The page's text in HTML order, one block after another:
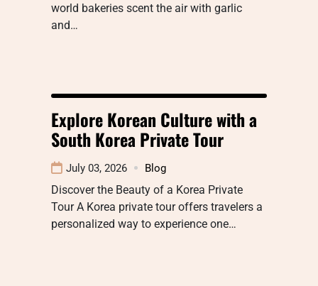
world bakeries scent the air with garlic
and…
Explore Korean Culture with a
South Korea Private Tour
July 03, 2026 Blog
Discover the Beauty of a Korea Private
Tour A Korea private tour offers travelers a
personalized way to experience one…